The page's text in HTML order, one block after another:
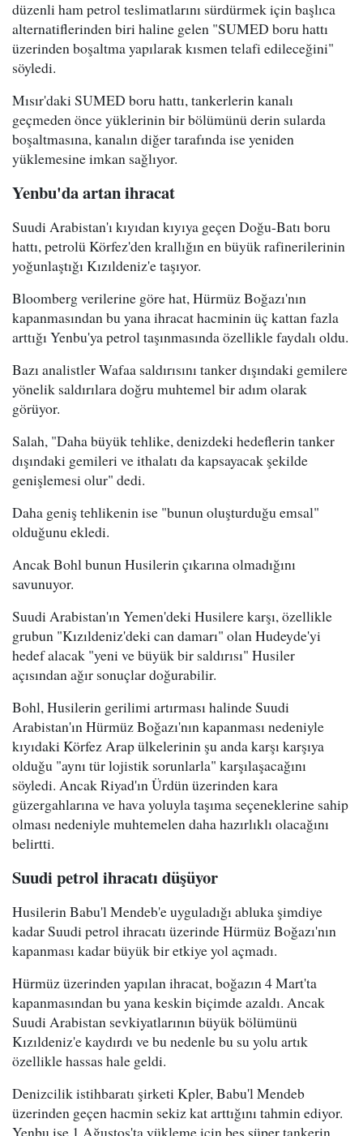
düzenli ham petrol teslimatlarını sürdürmek için başlıca
alternatiflerinden biri haline gelen "SUMED boru hattı
üzerinden boşaltma yapılarak kısmen telafi edileceğini"
söyledi.
Mısır'daki SUMED boru hattı, tankerlerin kanalı
geçmeden önce yüklerinin bir bölümünü derin sularda
boşaltmasına, kanalın diğer tarafında ise yeniden
yüklemesine imkan sağlıyor.
Yenbu'da artan ihracat
Suudi Arabistan'ı kıyıdan kıyıya geçen Doğu-Batı boru
hattı, petrolü Körfez'den krallığın en büyük rafinerilerinin
yoğunlaştığı Kızıldeniz'e taşıyor.
Bloomberg verilerine göre hat, Hürmüz Boğazı'nın
kapanmasından bu yana ihracat hacminin üç kattan fazla
arttığı Yenbu'ya petrol taşınmasında özellikle faydalı oldu.
Bazı analistler Wafaa saldırısını tanker dışındaki gemilere
yönelik saldırılara doğru muhtemel bir adım olarak
görüyor.
Salah, "Daha büyük tehlike, denizdeki hedeflerin tanker
dışındaki gemileri ve ithalatı da kapsayacak şekilde
genişlemesi olur" dedi.
Daha geniş tehlikenin ise "bunun oluşturduğu emsal"
olduğunu ekledi.
Ancak Bohl bunun Husilerin çıkarına olmadığını
savunuyor.
Suudi Arabistan'ın Yemen'deki Husilere karşı, özellikle
grubun "Kızıldeniz'deki can damarı" olan Hudeyde'yi
hedef alacak "yeni ve büyük bir saldırısı" Husiler
açısından ağır sonuçlar doğurabilir.
Bohl, Husilerin gerilimi artırması halinde Suudi
Arabistan'ın Hürmüz Boğazı'nın kapanması nedeniyle
kıyıdaki Körfez Arap ülkelerinin şu anda karşı karşıya
olduğu "aynı tür lojistik sorunlarla" karşılaşacağını
söyledi. Ancak Riyad'ın Ürdün üzerinden kara
güzergahlarına ve hava yoluyla taşıma seçeneklerine sahip
olması nedeniyle muhtemelen daha hazırlıklı olacağını
belirtti.
Suudi petrol ihracatı düşüyor
Husilerin Babu'l Mendeb'e uyguladığı abluka şimdiye
kadar Suudi petrol ihracatı üzerinde Hürmüz Boğazı'nın
kapanması kadar büyük bir etkiye yol açmadı.
Hürmüz üzerinden yapılan ihracat, boğazın 4 Mart'ta
kapanmasından bu yana keskin biçimde azaldı. Ancak
Suudi Arabistan sevkiyatlarının büyük bölümünü
Kızıldeniz'e kaydırdı ve bu nedenle bu su yolu artık
özellikle hassas hale geldi.
Denizcilik istihbaratı şirketi Kpler, Babu'l Mendeb
üzerinden geçen hacmin sekiz kat arttığını tahmin ediyor.